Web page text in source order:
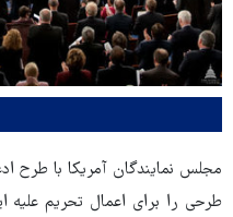
مجلس نمایندگان آمریکا با طرح
طرحی را برای اعمال تحریم علیه